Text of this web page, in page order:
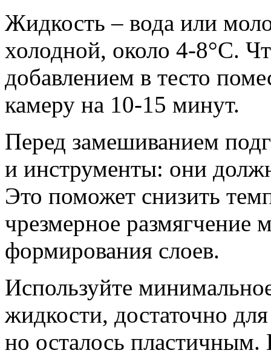
Жидкость – вода или
холодной, около 4-8°C.
добавлением в тесто
камеру на 10-15 минут.
Перед замешиванием
и инструменты: они
Это поможет снизить
чрезмерное размягчение
формирования слоев.
Используйте
жидкости, достаточно
но осталось пластичным.